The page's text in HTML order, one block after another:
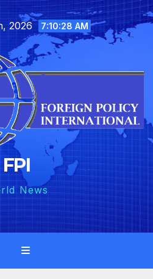
2026 7:10:29 AM
FPI
News